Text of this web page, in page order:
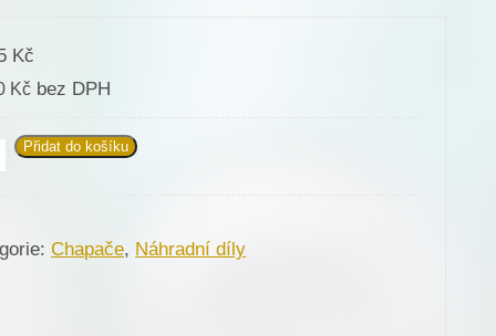
Kč
Kč bez DPH
Přidat do košíku
Chapače, Náhradní díly